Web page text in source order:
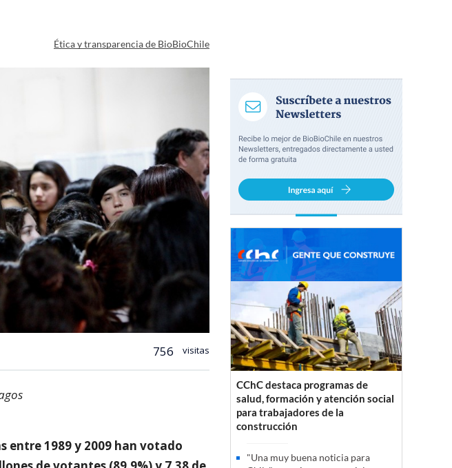
Ética y transparencia de BioBioChile
756 visitas
entre 1989 y 2009 han votado
CChC destaca programas de
salud, formación y atención social
para trabajadores de la
construcción
"Una muy buena noticia para